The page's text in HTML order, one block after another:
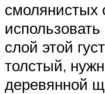
смолянистых
слой этой
толстый,
деревянной